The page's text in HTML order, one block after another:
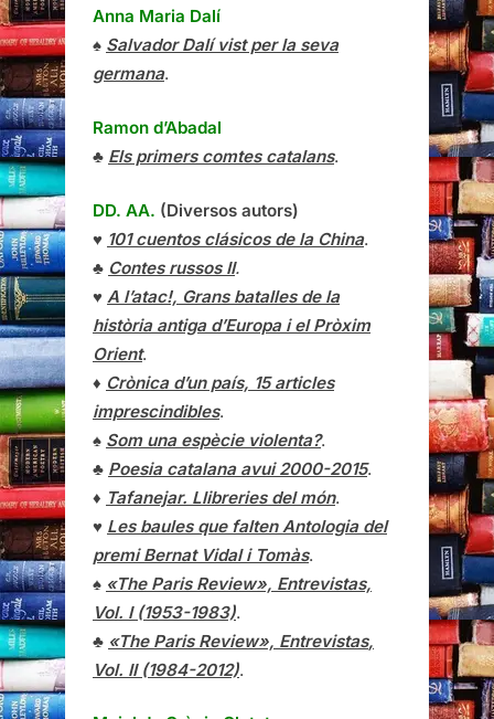
Anna Maria Dalí
♠ Salvador Dalí vist per la seva
germana.
Ramon d’Abadal
♣ Els primers comtes catalans.
DD. AA. (Diversos autors)
♥ 101 cuentos clásicos de la China.
♣ Contes russos II.
♥ A l’atac!, Grans batalles de la
història antiga d’Europa i el Pròxim
Orient.
♦ Crònica d’un país, 15 articles
imprescindibles.
♠ Som una espècie violenta?.
♣ Poesia catalana avui 2000-2015.
♦ Tafanejar. Llibreries del món.
♥ Les baules que falten Antologia del
premi Bernat Vidal i Tomàs.
♠ «The Paris Review», Entrevistas,
Vol. I (1953-1983).
♣ «The Paris Review», Entrevistas,
Vol. II (1984-2012).